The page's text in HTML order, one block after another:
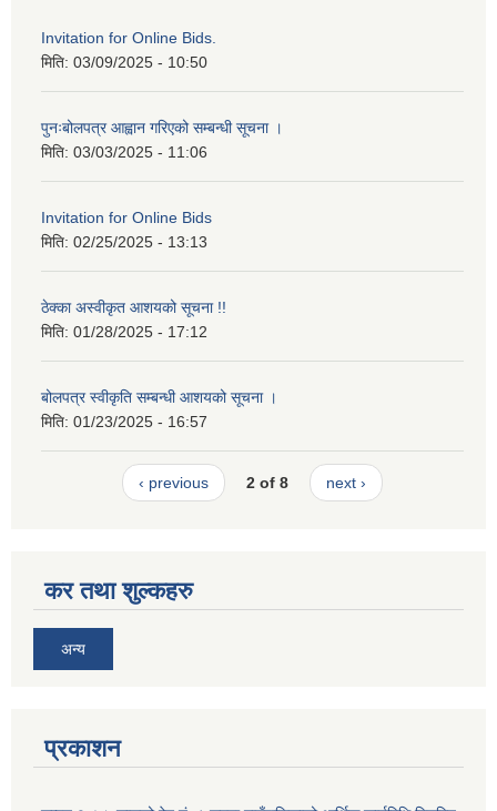
Invitation for Online Bids.
मिति: 03/09/2025 - 10:50
पुनःबोलपत्र आह्वान गरिएको सम्बन्धी सूचना ।
मिति: 03/03/2025 - 11:06
Invitation for Online Bids
मिति: 02/25/2025 - 13:13
ठेक्का अस्वीकृत आशयको सूचना !!
मिति: 01/28/2025 - 17:12
बोलपत्र स्वीकृति सम्बन्धी आशयको सूचना ।
मिति: 01/23/2025 - 16:57
‹ previous 2 of 8 next ›
कर तथा शुल्कहरु
अन्य
प्रकाशन